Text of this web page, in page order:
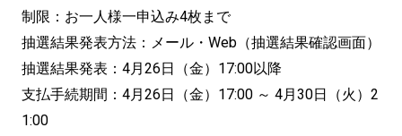
制限：お一人様一申込み4枚まで
抽選結果発表方法：メール・Web（抽選結果確認画面）
抽選結果発表：4月26日（金）17:00以降
支払手続期間：4月26日（金）17:00 ～ 4月30日（火）2
1:00